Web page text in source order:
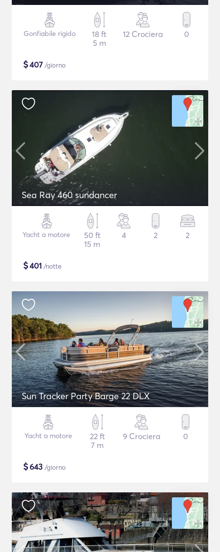
Gonfiabile rigido
18 ft
5 m
12 Crociera 0
$407 /giorno
Sea Ray 460 sundancer
Yacht a motore
50 ft
15 m
4 2 2
$401 /notte
Sun Tracker Party Barge 22 DLX
Yacht a motore
22 ft
7 m
9 Crociera 0
$643 /giorno